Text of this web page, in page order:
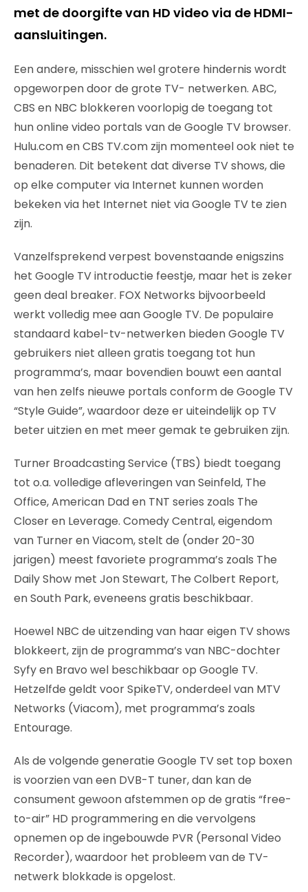
met de doorgifte van HD video via de HDMI-
aansluitingen.
Een andere, misschien wel grotere hindernis wordt
opgeworpen door de grote TV- netwerken. ABC,
CBS en NBC blokkeren voorlopig de toegang tot
hun online video portals van de Google TV browser.
Hulu.com en CBS TV.com zijn momenteel ook niet te
benaderen. Dit betekent dat diverse TV shows, die
op elke computer via Internet kunnen worden
bekeken via het Internet niet via Google TV te zien
zijn.
Vanzelfsprekend verpest bovenstaande enigszins
het Google TV introductie feestje, maar het is zeker
geen deal breaker. FOX Networks bijvoorbeeld
werkt volledig mee aan Google TV. De populaire
standaard kabel-tv-netwerken bieden Google TV
gebruikers niet alleen gratis toegang tot hun
programma’s, maar bovendien bouwt een aantal
van hen zelfs nieuwe portals conform de Google TV
“Style Guide”, waardoor deze er uiteindelijk op TV
beter uitzien en met meer gemak te gebruiken zijn.
Turner Broadcasting Service (TBS) biedt toegang
tot o.a. volledige afleveringen van Seinfeld, The
Office, American Dad en TNT series zoals The
Closer en Leverage. Comedy Central, eigendom
van Turner en Viacom, stelt de (onder 20-30
jarigen) meest favoriete programma’s zoals The
Daily Show met Jon Stewart, The Colbert Report,
en South Park, eveneens gratis beschikbaar.
Hoewel NBC de uitzending van haar eigen TV shows
blokkeert, zijn de programma’s van NBC-dochter
Syfy en Bravo wel beschikbaar op Google TV.
Hetzelfde geldt voor SpikeTV, onderdeel van MTV
Networks (Viacom), met programma’s zoals
Entourage.
Als de volgende generatie Google TV set top boxen
is voorzien van een DVB-T tuner, dan kan de
consument gewoon afstemmen op de gratis “free-
to-air” HD programmering en die vervolgens
opnemen op de ingebouwde PVR (Personal Video
Recorder), waardoor het probleem van de TV-
netwerk blokkade is opgelost.